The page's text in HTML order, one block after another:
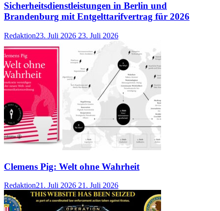
Sicherheitsdienstleistungen in Berlin und
Brandenburg mit Entgelttarifvertrag für 2026
Redaktion23. Juli 2026 23. Juli 2026
Clemens Pig: Welt ohne Wahrheit
Redaktion21. Juli 2026 21. Juli 2026